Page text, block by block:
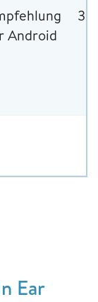
Android
Ear